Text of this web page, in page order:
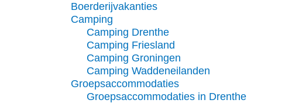
Boerderijvakanties
Camping
Camping Drenthe
Camping Friesland
Camping Groningen
Camping Waddeneilanden
Groepsaccommodaties
Groepsaccommodaties in Drenthe